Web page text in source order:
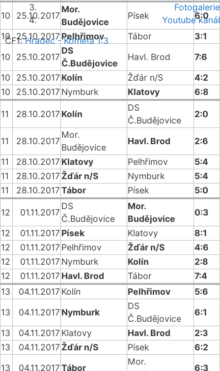
Fotogalerie
Youtube kanál
ČF1:Hradec - Kometa 1:3
10 25.10.2017
Mor.
Budějovice
Písek
6:0
10
25.10.2017 Pelhřimov Tábor
3:1
10
25.10.2017
DS
Č.Budějovice
Havl. Brod
7:6
10
25.10.2017 Kolín Žďár n/S
4:2
10
25.10.2017 Nymburk Klatovy 6:8
11 28.10.2017 Kolín
DS
Č.Budějovice
2:0
11 28.10.2017
Mor.
Budějovice
Havl. Brod
2:6
11
28.10.2017 Klatovy Pelhřimov
5:4
11
28.10.2017 Žďár n/S Nymburk
5:4
11
28.10.2017Tábor Písek 5:0
12 01.11.2017
DS
Č.Budějovice
Mor.
Budějovice
0:3
12
01.11.2017 Písek Klatovy
8:1
12
01.11.2017 Pelhřimov Žďár n/S
4:6
12
01.11.2017 Nymburk Kolín
2:8
12
01.11.2017 Havl. Brod Tábor
7:4
13
04.11.2017 Kolín Pelhřimov
5:6
13
04.11.2017 Nymburk
DS
Č.Budějovice
6:1
13
04.11.2017 Klatovy Havl. Brod
2:3
13
04.11.2017 Žďár n/S Písek
6:2
13
04.11.2017Tábor
Mor.
6:3